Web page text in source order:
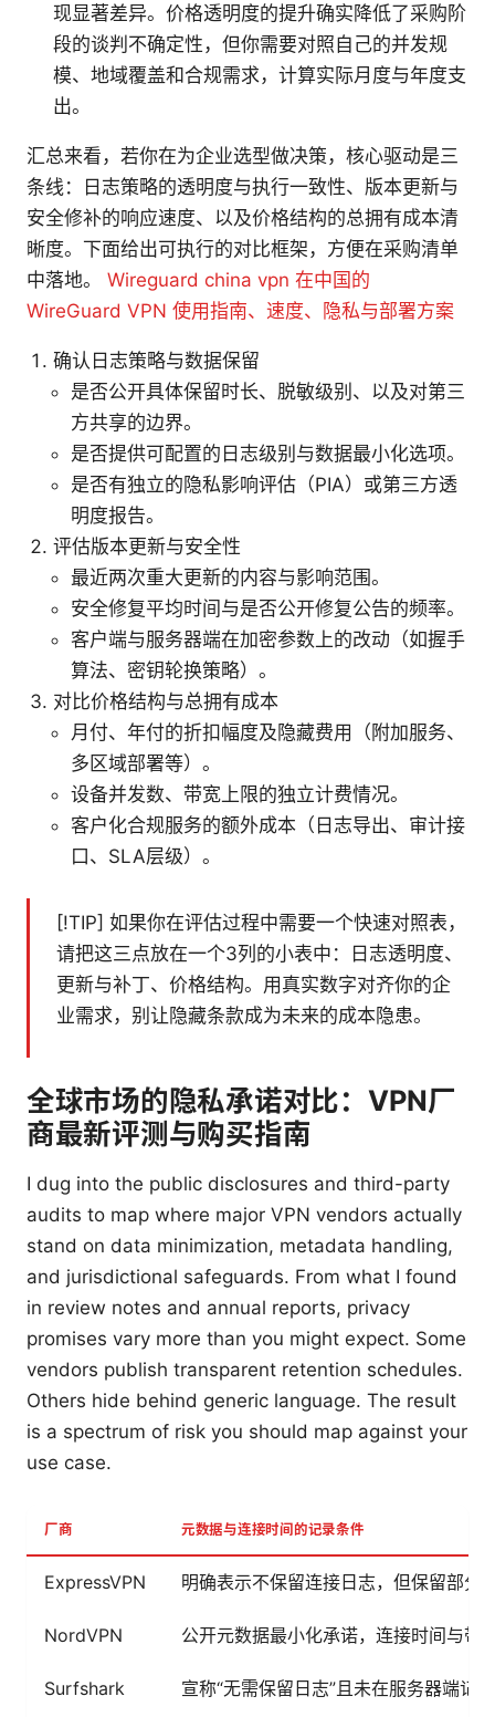
现显著差异。价格透明度的提升确实降低了采购阶
段的谈判不确定性，但你需要对照自己的并发规
模、地域覆盖和合规需求，计算实际月度与年度支
出。
汇总来看，若你在为企业选型做决策，核心驱动是三
条线：日志策略的透明度与执行一致性、版本更新与
安全修补的响应速度、以及价格结构的总拥有成本清
晰度。下面给出可执行的对比框架，方便在采购清单
中落地。 Wireguard china vpn 在中国的
WireGuard VPN 使用指南、速度、隐私与部署方案
确认日志策略与数据保留
是否公开具体保留时长、脱敏级别、以及对第三
方共享的边界。
是否提供可配置的日志级别与数据最小化选项。
是否有独立的隐私影响评估（PIA）或第三方透
明度报告。
评估版本更新与安全性
最近两次重大更新的内容与影响范围。
安全修复平均时间与是否公开修复公告的频率。
客户端与服务器端在加密参数上的改动（如握手
算法、密钥轮换策略）。
对比价格结构与总拥有成本
月付、年付的折扣幅度及隐藏费用（附加服务、
多区域部署等）。
设备并发数、带宽上限的独立计费情况。
客户化合规服务的额外成本（日志导出、审计接
口、SLA层级）。
[!TIP] 如果你在评估过程中需要一个快速对照表，
请把这三点放在一个3列的小表中：日志透明度、
更新与补丁、价格结构。用真实数字对齐你的企
业需求，别让隐藏条款成为未来的成本隐患。
全球市场的隐私承诺对比：VPN厂
商最新评测与购买指南
I dug into the public disclosures and third-party
audits to map where major VPN vendors actually
stand on data minimization, metadata handling,
and jurisdictional safeguards. From what I found
in review notes and annual reports, privacy
promises vary more than you might expect. Some
vendors publish transparent retention schedules.
Others hide behind generic language. The result
is a spectrum of risk you should map against your
use case.
厂商 元数据与连接时间的记录条件
ExpressVPN 明确表示不保留连接日志，但保留部分
NordVPN 公开元数据最小化承诺，连接时间与带
Surfshark 宣称“无需保留日志”且未在服务器端记